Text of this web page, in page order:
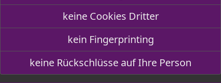
keine Cookies Dritter
kein Fingerprinting
keine Rückschlüsse auf Ihre Person